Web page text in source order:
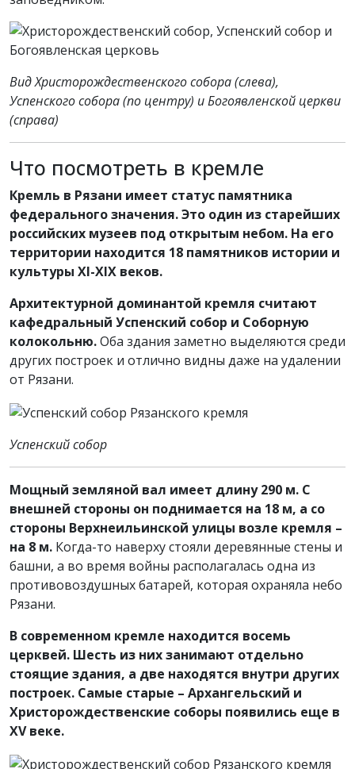
Вид Христорождественского собора (слева),
Успенского собора (по центру) и Богоявленской церкви
(справа)
Что посмотреть в кремле
Кремль в Рязани имеет статус памятника
федерального значения. Это один из старейших
российских музеев под открытым небом. На его
территории находится 18 памятников истории и
культуры XI-XIX веков.
Архитектурной доминантой кремля считают
кафедральный Успенский собор и Соборную
колокольню.Оба здания заметно выделяются среди
других построек и отлично видны даже на удалении
от Рязани.
Успенский собор
Мощный земляной вал имеет длину 290 м. С
внешней стороны он поднимается на 18 м, а со
стороны Верхнеильинской улицы возле кремля –
на 8 м. Когда-то наверху стояли деревянные стены и
башни, а во время войны располагалась одна из
противовоздушных батарей, которая охраняла небо
Рязани.
В современном кремле находится восемь
церквей. Шесть из них занимают отдельно
стоящие здания, а две находятся внутри других
построек. Самые старые – Архангельский и
Христорождественские соборы появились еще в
XV веке.